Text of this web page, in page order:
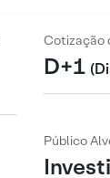
Cotização
D+1
Público